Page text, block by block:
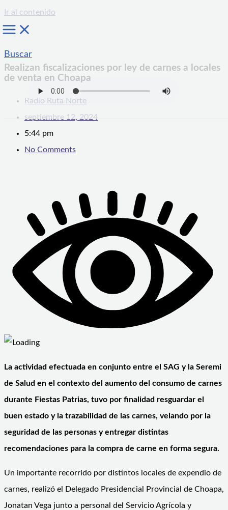
Ir al contenido
Buscar
Realizan fiscalizaciones por ley de carnes a locales
de venta en Choapa
Radio Ruta Norte
septiembre 12, 2024
5:44 pm
No Comments
La actividad efectuada en conjunto entre el SAG y la Seremi
de Salud en el contexto del aumento del consumo de carnes
durante Fiestas Patrias, tuvo por finalidad resguardar el
buen estado y la trazabilidad de las carnes, velando por la
seguridad de las personas y entregar distintas
recomendaciones para la compra de carne en forma segura.
Un importante recorrido por distintos locales de expendio de
carnes, realizó el Delegado Presidencial Provincial de Choapa,
Jonatan Vega junto a personal del Servicio Agrícola y